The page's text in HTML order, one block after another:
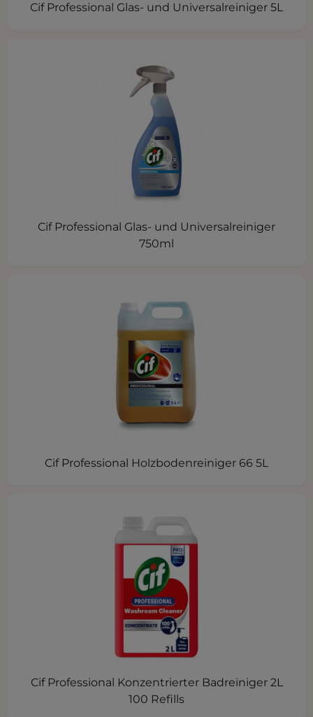
Cif Professional Glas- und Universalreiniger 5L
Cif Professional Glas- und Universalreiniger
750ml
Cif Professional Holzbodenreiniger 66 5L
Cif Professional Konzentrierter Badreiniger 2L
100 Refills